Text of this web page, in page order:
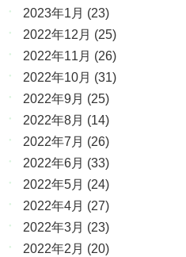
2023年1月 (23)
2022年12月 (25)
2022年11月 (26)
2022年10月 (31)
2022年9月 (25)
2022年8月 (14)
2022年7月 (26)
2022年6月 (33)
2022年5月 (24)
2022年4月 (27)
2022年3月 (23)
2022年2月 (20)